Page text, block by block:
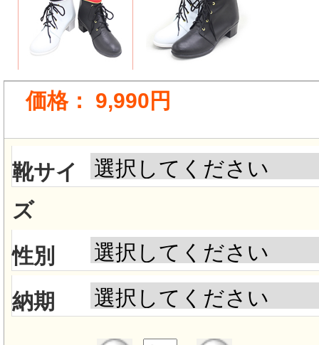
価格： 9,990円
靴サイ
ズ
性別
納期